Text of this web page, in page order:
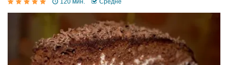
120 мин. Средне